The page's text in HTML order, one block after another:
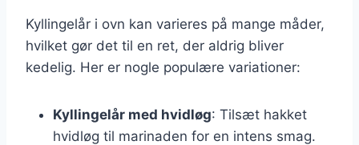
Kyllingelår i ovn kan varieres på mange måder,
hvilket gør det til en ret, der aldrig bliver
kedelig. Her er nogle populære variationer:
Kyllingelår med hvidløg: Tilsæt hakket
hvidløg til marinaden for en intens smag.